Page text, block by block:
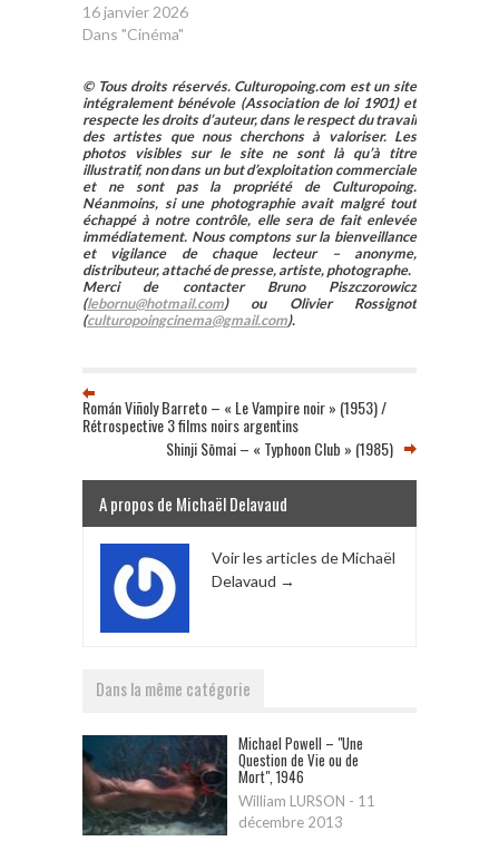
16 janvier 2026
Dans "Cinéma"
© Tous droits réservés. Culturopoing.com est un site
intégralement bénévole (Association de loi 1901) et
respecte les droits d’auteur, dans le respect du travail
des artistes que nous cherchons à valoriser. Les
photos visibles sur le site ne sont là qu’à titre
illustratif, non dans un but d’exploitation commerciale
et ne sont pas la propriété de Culturopoing.
Néanmoins, si une photographie avait malgré tout
échappé à notre contrôle, elle sera de fait enlevée
immédiatement. Nous comptons sur la bienveillance
et vigilance de chaque lecteur – anonyme,
distributeur, attaché de presse, artiste, photographe.
Merci de contacter Bruno Piszczorowicz
(lebornu@hotmail.com) ou Olivier Rossignot
(culturopoingcinema@gmail.com).
Román Viñoly Barreto – « Le Vampire noir » (1953) /
Rétrospective 3 films noirs argentins
Shinji Sōmai – « Typhoon Club » (1985)
A propos de Michaël Delavaud
Voir les articles de Michaël
Delavaud →
Dans la même catégorie
Michael Powell – "Une
Question de Vie ou de
Mort", 1946
William LURSON - 11
décembre 2013